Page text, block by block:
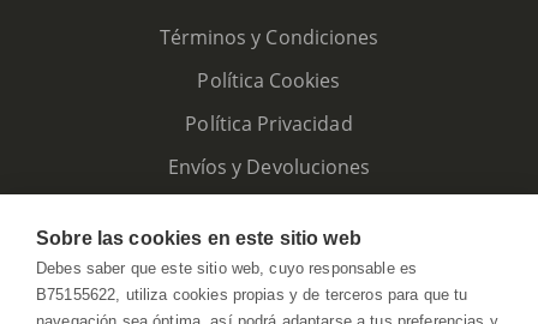
Términos y Condiciones
Política Cookies
Política Privacidad
Envíos y Devoluciones
Sobre las cookies en este sitio web
Debes saber que este sitio web, cuyo responsable es
B75155622, utiliza cookies propias y de terceros para que tu